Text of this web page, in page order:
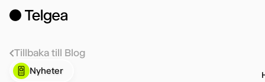
Tillbaka till Blog
Nyheter